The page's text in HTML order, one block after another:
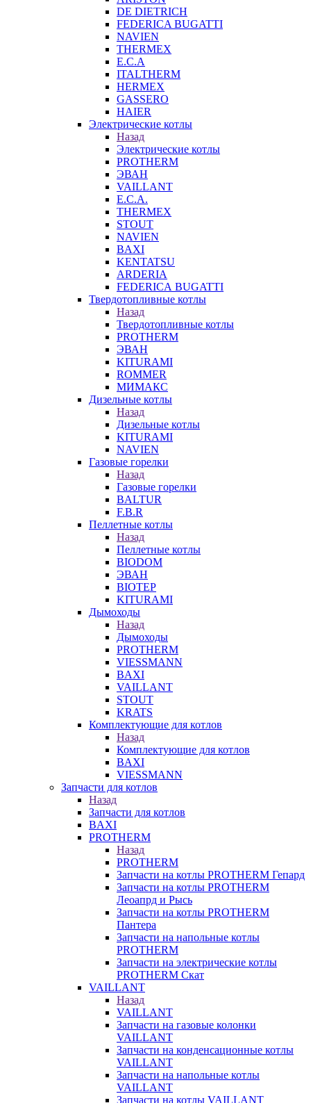
DE DIETRICH
FEDERICA BUGATTI
NAVIEN
THERMEX
E.C.A
ITALTHERM
HERMEX
GASSERO
HAIER
Электрические котлы
Назад
Электрические котлы
PROTHERM
ЭВАН
VAILLANT
E.C.A.
THERMEX
STOUT
NAVIEN
BAXI
KENTATSU
ARDERIA
FEDERICА BUGATTI
Твердотопливные котлы
Назад
Твердотопливные котлы
PROTHERM
ЭВАН
KITURAMI
ROMMER
МИМАКС
Дизельные котлы
Назад
Дизельные котлы
KITURAMI
NAVIEN
Газовые горелки
Назад
Газовые горелки
BALTUR
F.B.R
Пеллетные котлы
Назад
Пеллетные котлы
BIODOM
ЭВАН
BIOTEP
KITURAMI
Дымоходы
Назад
Дымоходы
PROTHERM
VIESSMANN
BAXI
VAILLANT
STOUT
KRATS
Комплектующие для котлов
Назад
Комплектующие для котлов
BAXI
VIESSMANN
Запчасти для котлов
Назад
Запчасти для котлов
BAXI
PROTHERM
Назад
PROTHERM
Запчасти на котлы PROTHERM Гепард
Запчасти на котлы PROTHERM
Леоапрд и Рысь
Запчасти на котлы PROTHERM
Пантера
Запчасти на напольные котлы
PROTHERM
Запчасти на электрические котлы
PROTHERM Скат
VAILLANT
Назад
VAILLANT
Запчасти на газовые колонки
VAILLANT
Запчасти на конденсационные котлы
VAILLANT
Запчасти на напольные котлы
VAILLANT
Запчасти на котлы VAILLANT